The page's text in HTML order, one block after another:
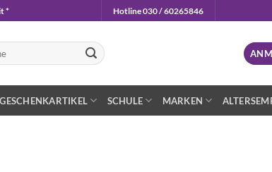
* Hotline 030 / 60265846
GESCHENKARTIKEL SCHULE MARKEN